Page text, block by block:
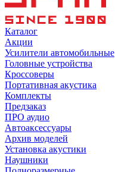
Каталог
Акции
Усилители автомобильные
Головные устройства
Кроссоверы
Портативная акустика
Комплекты
Предзаказ
ПРО аудио
Автоаксессуары
Архив моделей
Установка акустики
Наушники